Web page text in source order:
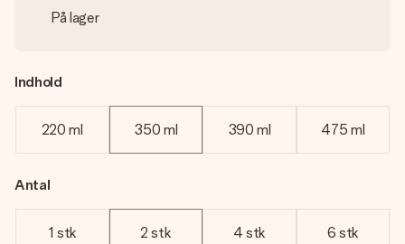
På lager
Indhold
220 ml 350 ml 390 ml 475 ml
Antal
1 stk 2 stk 4 stk 6 stk